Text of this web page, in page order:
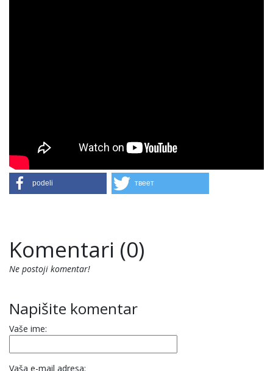
podeli твеет
Komentari (0)
Ne postoji komentar!
Napišite komentar
Vaše ime:
Vaša e-mail adresa: